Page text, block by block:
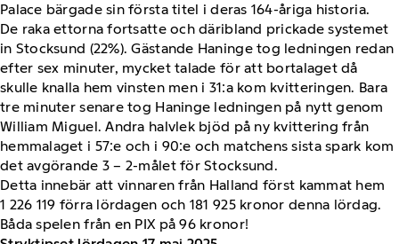
Palace bärgade sin första titel i deras 164-åriga historia.
De raka ettorna fortsatte och däribland prickade systemet
in Stocksund (22%). Gästande Haninge tog ledningen redan
efter sex minuter, mycket talade för att bortalaget då
skulle knalla hem vinsten men i 31:a kom kvitteringen. Bara
tre minuter senare tog Haninge ledningen på nytt genom
William Miguel. Andra halvlek bjöd på ny kvittering från
hemmalaget i 57:e och i 90:e och matchens sista spark kom
det avgörande 3 – 2-målet för Stocksund.
Detta innebär att vinnaren från Halland först kammat hem
1 226 119 förra lördagen och 181 925 kronor denna lördag.
Båda spelen från en PIX på 96 kronor!